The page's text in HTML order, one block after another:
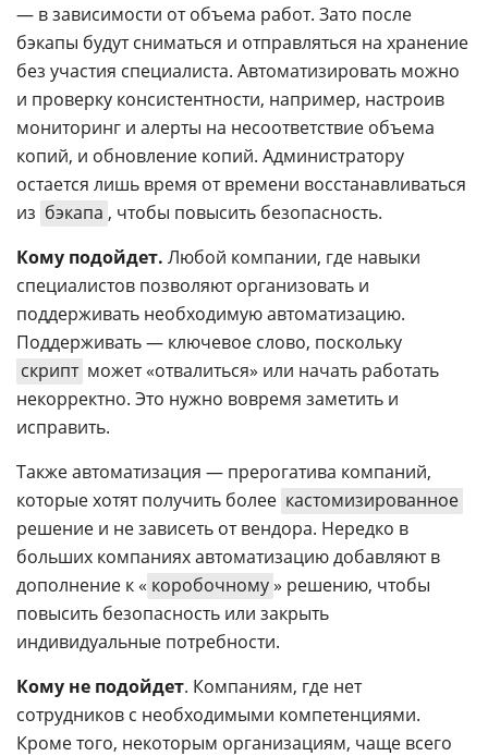
— в зависимости от объема работ. Зато после
бэкапы будут сниматься и отправляться на хранение
без участия специалиста. Автоматизировать можно
и проверку консистентности, например, настроив
мониторинг и алерты на несоответствие объема
копий, и обновление копий. Администратору
остается лишь время от времени восстанавливаться
из бэкапа , чтобы повысить безопасность.
Кому подойдет. Любой компании, где навыки
специалистов позволяют организовать и
поддерживать необходимую автоматизацию.
Поддерживать — ключевое слово, поскольку
скрипт может «отвалиться» или начать работать
некорректно. Это нужно вовремя заметить и
исправить.
Также автоматизация — прерогатива компаний,
которые хотят получить более кастомизированное
решение и не зависеть от вендора. Нередко в
больших компаниях автоматизацию добавляют в
дополнение к « коробочному» решению, чтобы
повысить безопасность или закрыть
индивидуальные потребности.
Кому не подойдет. Компаниям, где нет
сотрудников с необходимыми компетенциями.
Кроме того, некоторым организациям, чаще всего